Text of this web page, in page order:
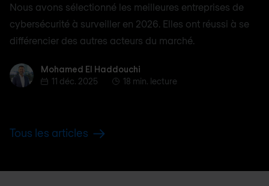
Nous avons sélectionné les meilleures entreprises de
cybersécurité à surveiller en 2026. Elles ont réussi à se
différencier des autres acteurs du marché.
Mohamed El Haddouchi
Mohamed El Haddouchi
11 déc. 2025
18 min. lecture
Tous les articles